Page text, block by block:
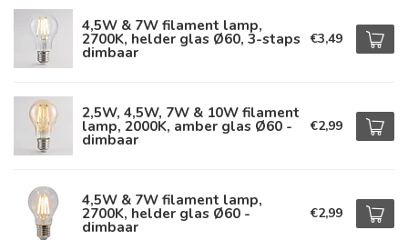
4,5W & 7W filament lamp,
2700K, helder glas Ø60, 3-staps
dimbaar
€3,49
2,5W, 4,5W, 7W & 10W filament
lamp, 2000K, amber glas Ø60 -
dimbaar
€2,99
4,5W & 7W filament lamp,
2700K, helder glas Ø60 -
dimbaar
€2,99